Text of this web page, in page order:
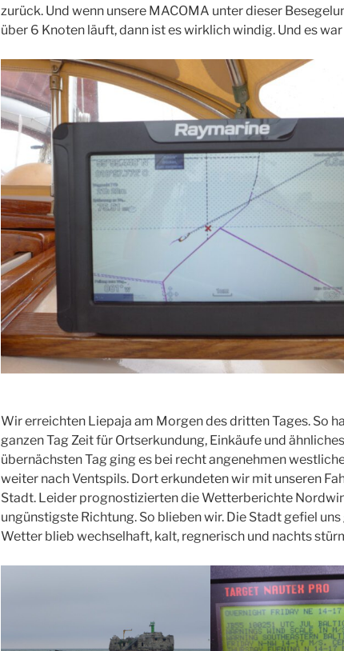
zurück. Und wenn unsere MACOMA unter dieser
über 6 Knoten läuft, dann ist es wirklich windig. Und es
Wir erreichten Liepaja am Morgen des dritten Tages. So
ganzen Tag Zeit für Ortserkundung, Einkäufe und
übernächsten Tag ging es bei recht angenehmen
weiter nach Ventspils. Dort erkundeten wir mit unseren
Stadt. Leider prognostizierten die Wetterberichte
ungünstigste Richtung. So blieben wir. Die Stadt gefiel uns
Wetter blieb wechselhaft, kalt, regnerisch und nachts